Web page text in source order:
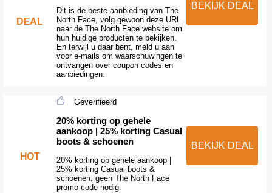
DEAL
Dit is de beste aanbieding van The
North Face, volg gewoon deze URL
naar de The North Face website om
hun huidige producten te bekijken.
En terwijl u daar bent, meld u aan
voor e-mails om waarschuwingen te
ontvangen over coupon codes en
aanbiedingen.
BEKIJK DEAL
HOT
Geverifieerd
20% korting op gehele
aankoop | 25% korting Casual
boots & schoenen
20% korting op gehele aankoop |
25% korting Casual boots &
schoenen, geen The North Face
promo code nodig.
BEKIJK DEAL